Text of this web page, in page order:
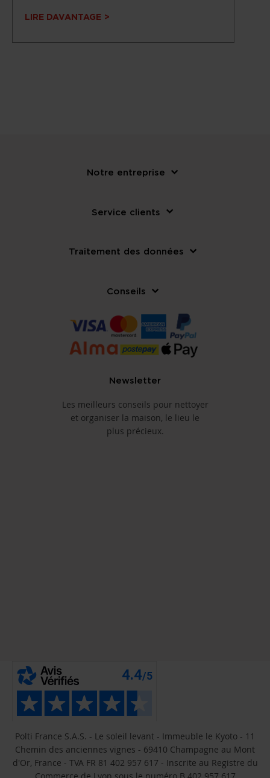
LIRE DAVANTAGE
Notre entreprise
Service clients
Traitement des données
Conseils
Newsletter
Les meilleurs conseils pour nettoyer
et organiser la maison, le lieu le
plus précieux.
Polti France S.A.S. - Le soleil levant - Immeuble le Kyoto - 11
Chemin des anciennes vignes - 69410 Champagne au Mont
d'Or, France - TVA FR 81 402 957 617 - Inscrite au Registre du
Commerce de Lyon sous le numéro B 402 957 617